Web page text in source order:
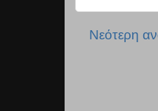
Νεότερη